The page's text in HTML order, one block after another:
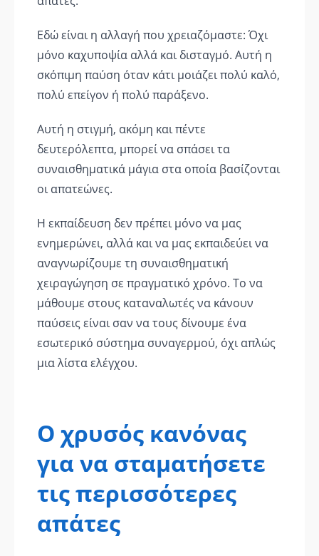
Εδώ είναι η αλλαγή που χρειαζόμαστε: Όχι
μόνο καχυποψία αλλά και δισταγμό. Αυτή η
σκόπιμη παύση όταν κάτι μοιάζει πολύ καλό,
πολύ επείγον ή πολύ παράξενο.
Αυτή η στιγμή, ακόμη και πέντε
δευτερόλεπτα, μπορεί να σπάσει τα
συναισθηματικά μάγια στα οποία βασίζονται
οι απατεώνες.
Η εκπαίδευση δεν πρέπει μόνο να μας
ενημερώνει, αλλά και να μας εκπαιδεύει να
αναγνωρίζουμε τη συναισθηματική
χειραγώγηση σε πραγματικό χρόνο. Το να
μάθουμε στους καταναλωτές να κάνουν
παύσεις είναι σαν να τους δίνουμε ένα
εσωτερικό σύστημα συναγερμού, όχι απλώς
μια λίστα ελέγχου.
Ο χρυσός κανόνας
για να σταματήσετε
τις περισσότερες
απάτες